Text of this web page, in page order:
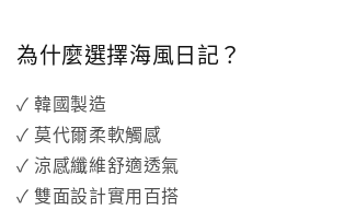
為什麼選擇海風日記？
✓ 韓國製造
✓ 莫代爾柔軟觸感
✓ 涼感纖維舒適透氣
✓ 雙面設計實用百搭